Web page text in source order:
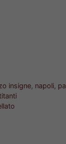
insigne, napoli,